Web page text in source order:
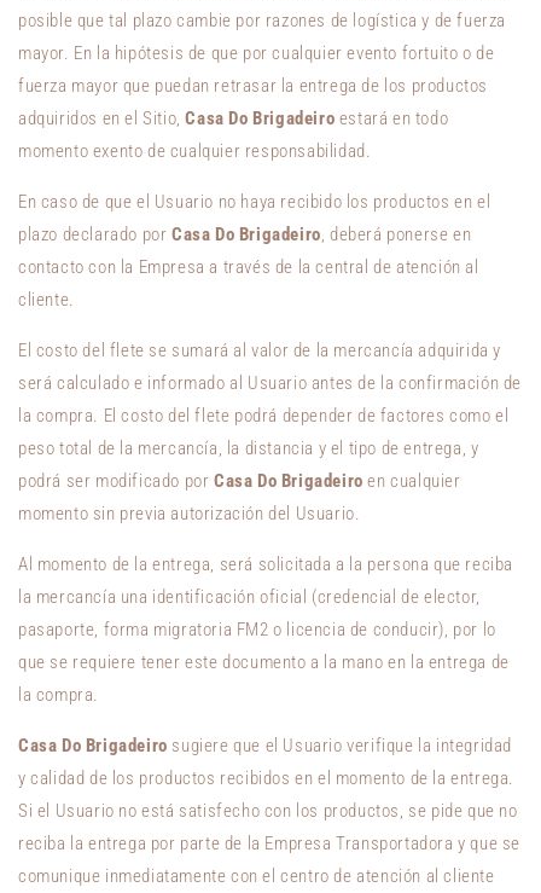
posible que tal plazo cambie por razones de logística y de fuerza
mayor. En la hipótesis de que por cualquier evento fortuito o de
fuerza mayor que puedan retrasar la entrega de los productos
adquiridos en el Sitio,Casa Do Brigadeiro estará en todo
momento exento de cualquier responsabilidad.
En caso de que el Usuario no haya recibido los productos en el
plazo declarado por Casa Do Brigadeiro, deberá ponerse en
contacto con la Empresa a través de la central de atención al
cliente.
El costo del flete se sumará al valor de la mercancía adquirida y
será calculado e informado al Usuario antes de la confirmación de
la compra. El costo del flete podrá depender de factores como el
peso total de la mercancía, la distancia y el tipo de entrega, y
podrá ser modificado porCasa Do Brigadeiro en cualquier
momento sin previa autorización del Usuario.
Al momento de la entrega, será solicitada a la persona que reciba
la mercancía una identificación oficial (credencial de elector,
pasaporte, forma migratoria FM2 o licencia de conducir), por lo
que se requiere tener este documento a la mano en la entrega de
la compra.
Casa Do Brigadeiro sugiere que el Usuario verifique la integridad
y calidad de los productos recibidos en el momento de la entrega.
Si el Usuario no está satisfecho con los productos, se pide que no
reciba la entrega por parte de la Empresa Transportadora y que se
comunique inmediatamente con el centro de atención al cliente